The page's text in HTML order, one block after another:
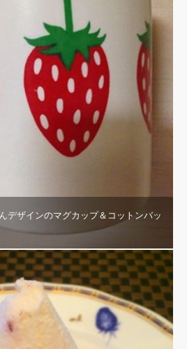
デザインのマグカップ＆コットンバッ